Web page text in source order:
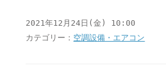
2021年12月24日(金) 10:00
カテゴリー： 空調設備・エアコン